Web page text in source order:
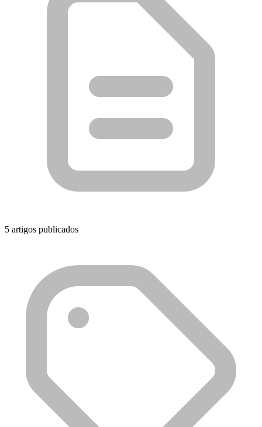
5 artigos publicados